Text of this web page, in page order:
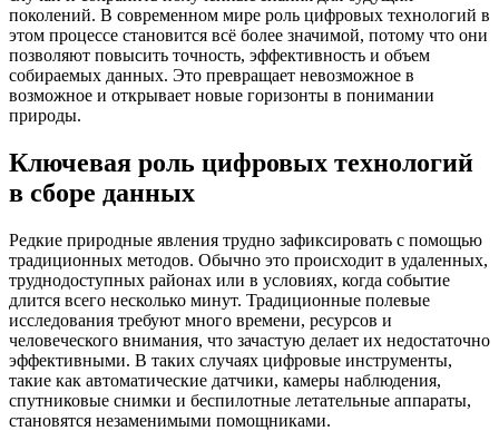
поколений. В современном мире роль цифровых технологий в
этом процессе становится всё более значимой, потому что они
позволяют повысить точность, эффективность и объем
собираемых данных. Это превращает невозможное в
возможное и открывает новые горизонты в понимании
природы.
Ключевая роль цифровых технологий
в сборе данных
Редкие природные явления трудно зафиксировать с помощью
традиционных методов. Обычно это происходит в удаленных,
труднодоступных районах или в условиях, когда событие
длится всего несколько минут. Традиционные полевые
исследования требуют много времени, ресурсов и
человеческого внимания, что зачастую делает их недостаточно
эффективными. В таких случаях цифровые инструменты,
такие как автоматические датчики, камеры наблюдения,
спутниковые снимки и беспилотные летательные аппараты,
становятся незаменимыми помощниками.